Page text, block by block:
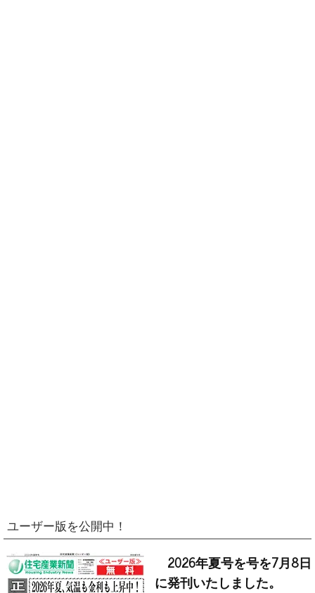
ユーザー版を公開中！
2026年夏号を号を7月8日
に発刊いたしました。